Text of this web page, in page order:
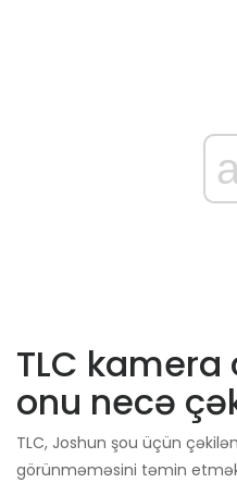
TLC
onu necə
TLC, Joshun şou üçün
görünməməsini təmin